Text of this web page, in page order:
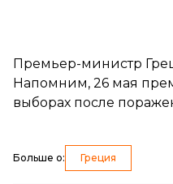
Премьер-министр
Напомним, 26 мая
выборах после
Больше о: Греция